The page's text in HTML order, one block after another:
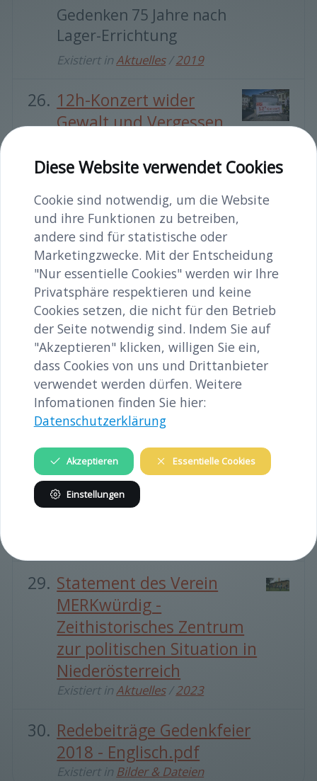
Gedenken 75 Jahre nach
Lager-Errichtung
Existiert inAktuelles /2019
12h-Konzert wider
Gewalt und Vergessen
Sonntag, 18. September –
10 bis 22 Uhr
Existiert in Aktuelles / 2022
Statement des Verein
MERKwürdig -
Zeithistorisches Zentrum
zur politischen Situation in
Niederösterreich
Existiert inAktuelles /2023
Erzählte
Biographien:Lokale
Erfahrungen im Zweiten
Weltkrieg
Mittwoch, 21. September -
Statement des Verein
MERKwürdig -
Zeithistorisches Zentrum
zur politischen Situation in
Niederösterreich
Existiert inAktuelles /2023
Redebeiträge Gedenkfeier
2018 - Englisch.pdf
Existiert in Bilder & Dateien
Diese Website verwendet Cookies
Cookie sind notwendig, um die Website
und ihre Funktionen zu betreiben,
andere sind für statistische oder
Marketingzwecke. Mit der Entscheidung
"Nur essentielle Cookies" werden wir Ihre
Privatsphäre respektieren und keine
Cookies setzen, die nicht für den Betrieb
der Seite notwendig sind. Indem Sie auf
"Akzeptieren" klicken, willigen Sie ein,
dass Cookies von uns und Drittanbieter
verwendet werden dürfen. Weitere
Infomationen finden Sie hier:
Datenschutzerklärung
Akzeptieren Essentielle Cookies
Einstellungen